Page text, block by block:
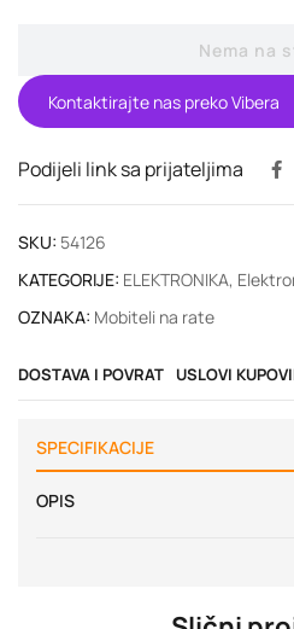
Nema na
Kontaktirajte nas preko Vibera
Podijeli link sa prijateljima
SKU: 54126
KATEGORIJE: ELEKTRONIKA,
OZNAKA: Mobiteli na rate
DOSTAVA I POVRAT USLOVI
SPECIFIKACIJE
OPIS